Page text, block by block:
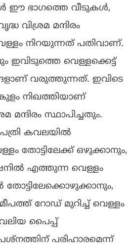
ഈ ഭാഗത്തെ വീടുകൾ,
വിശ്രമ മന്ദിരം
നിറയുന്നത് പതിവാണ്.
വെള്ളക്കെട്ട്
വരുത്തുന്നത്. ഇവിടെ
നിഖത്തിയാണ്
മന്ദിരം സ്ഥാപിച്ചതും.
കവലയിൽ
തോട്ടിലേക്ക് ഒഴുക്കാനും,
എത്തുന്ന വെള്ളം
തോട്ടിലേക്കൊഴുക്കാനും,
റോഡ് മുറിച്ച് വെള്ളം
പൈപ്പ്
പരിഹാരമെന്ന്